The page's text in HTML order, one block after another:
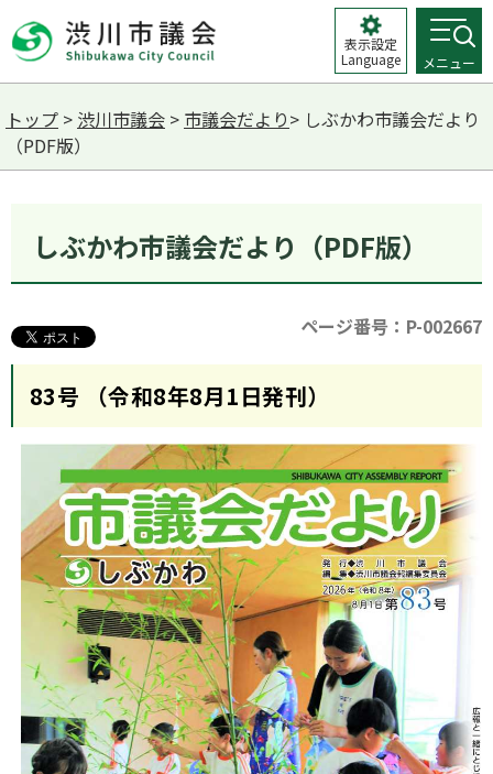
表示設定
Language
メニュー
トップ > 渋川市議会 > 市議会だより> しぶかわ市議会だより
（PDF版）
しぶかわ市議会だより（PDF版）
ページ番号：P-002667
83号 （令和8年8月1日発刊）